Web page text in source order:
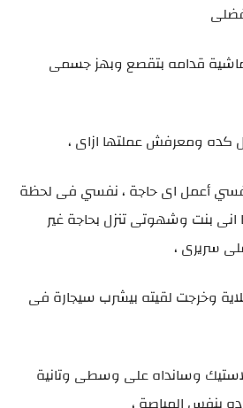
قدامه بتقصع وبهز جسمى
كده ومعرفش عملتها ازاى ،
أعمل اى حاجة ، نفسي فى لحظة
بنت وشهوتى تنزل بحاجة غير
سريرى ،
وخرجت لقيته بيشرب سيجارة فى
وسانداه على وسطى وتانية